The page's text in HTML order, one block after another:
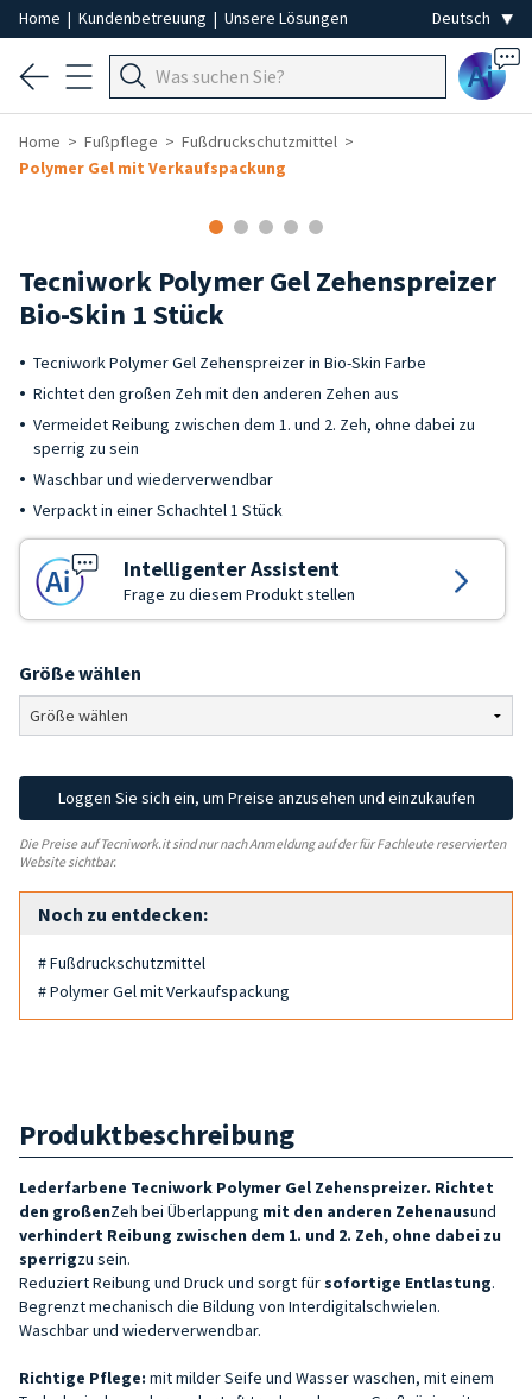
Home | Kundenbetreuung | Unsere Lösungen
Ai
Home Fußpflege
Fußdruckschutzmittel
Polymer Gel mit Verkaufspackung
Tecniwork Polymer Gel Zehenspreizer
Bio-Skin 1 Stück
Tecniwork Polymer Gel Zehenspreizer in Bio-Skin Farbe
Richtet den großen Zeh mit den anderen Zehen aus
Vermeidet Reibung zwischen dem 1. und 2. Zeh, ohne dabei zu
sperrig zu sein
Waschbar und wiederverwendbar
Verpackt in einer Schachtel 1 Stück
Intelligenter Assistent
Frage zu diesem Produkt stellen
Größe wählen
Loggen Sie sich ein, um Preise anzusehen und einzukaufen
Die Preise auf Tecniwork.it sind nur nach Anmeldung auf der für Fachleute reservierten
Website sichtbar.
Noch zu entdecken:
# Fußdruckschutzmittel
# Polymer Gel mit Verkaufspackung
Produktbeschreibung
Lederfarbene Tecniwork Polymer Gel Zehenspreizer. Richtet
den großenZeh bei Überlappung mit den anderen Zehenausund
verhindert Reibung zwischen dem 1. und 2. Zeh, ohne dabei zu
sperrigzu sein.
Reduziert Reibung und Druck und sorgt fürsofortige Entlastung.
Begrenzt mechanisch die Bildung von Interdigitalschwielen.
Waschbar und wiederverwendbar.
Richtige Pflege: mit milder Seife und Wasser waschen, mit einem